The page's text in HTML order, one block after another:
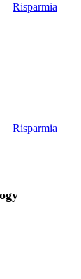
Risparmia
Risparmia